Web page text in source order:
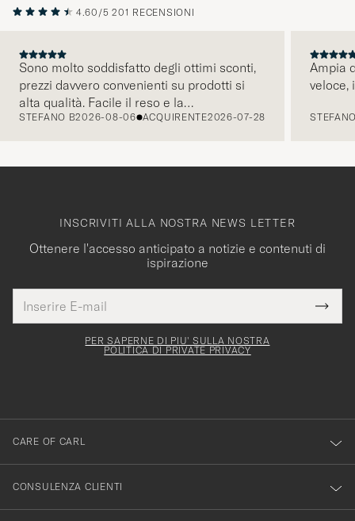
4.60/5 201 RECENSIONI
Sono molto soddisfatto degli ottimi sconti,
prezzi davvero convenienti su prodotti si
alta qualità. Facile il reso e la
comunicazione tramite mail é pratica e
STEFANO B2026-08-06 ACQUIRENTE2026-07-28
Ampia
veloce,
INSCRIVITI ALLA NOSTRA NEWS LETTER
Ottenere l'accesso anticipato a notizie e contenuti di
ispirazione
E-
mail
Grazie
per
PER SAPERNE DI PIU' SULLA NOSTRA
POLITICA DI PRIVATE PRIVACY
CARE OF CARL
CONSULENZA CLIENTI